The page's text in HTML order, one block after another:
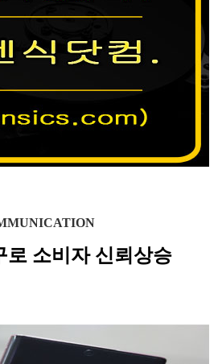
로 소비자 신뢰상승